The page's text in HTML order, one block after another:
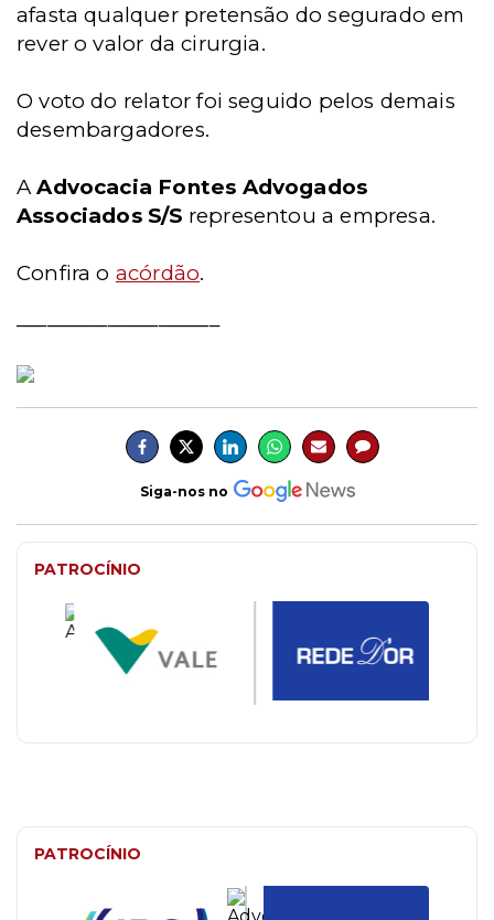
afasta qualquer pretensão do segurado em
rever o valor da cirurgia.
O voto do relator foi seguido pelos demais
desembargadores.
AAdvocacia Fontes Advogados
Associados S/S representou a empresa.
Confira o acórdão.
Siga-nos no
PATROCÍNIO
PATROCÍNIO